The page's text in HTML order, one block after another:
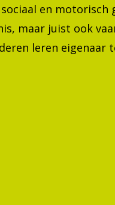
en
maar juist ook
leren eigenaar